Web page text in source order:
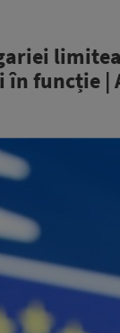
funcție |